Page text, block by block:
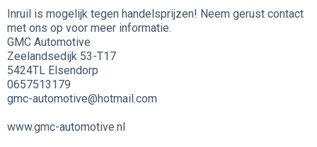
Inruil is mogelijk tegen handelsprijzen! Neem gerust contact
met ons op voor meer informatie.
GMC Automotive
Zeelandsedijk 53-T17
5424TL Elsendorp
0657513179
gmc-automotive@hotmail.com
www.gmc-automotive.nl